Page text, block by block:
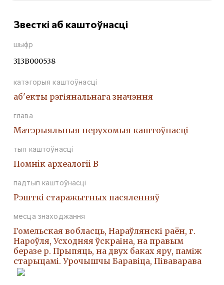
Звесткі аб каштоўнасці
шыфр
313В000538
катэгорыя каштоўнасці
аб'екты рэгіянальнага значэння
глава
Матэрыяльныя нерухомыя каштоўнасці
тып каштоўнасці
Помнiк археалогii В
падтып каштоўнасці
Рэшткi старажытных пасяленняў
месца знаходжання
Гомельская вобласць, Нараўлянскі раён, г.
Нароўля, Усходняя ўскраіна, на правым
беразе р. Прыпяць, на двух баках яру, паміж
старыцамі. Урочышчы Баравіца, Піваварава